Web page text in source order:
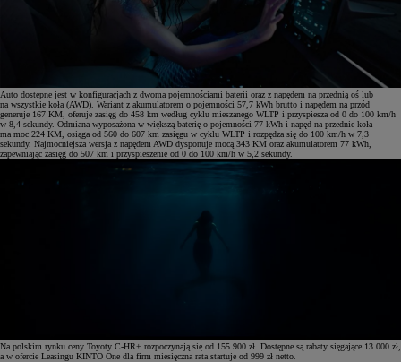
Auto dostępne jest w konfiguracjach z dwoma pojemnościami baterii oraz z napędem na przednią oś lub
na wszystkie koła (AWD). Wariant z akumulatorem o pojemności 57,7 kWh brutto i napędem na przód
generuje 167 KM, oferuje zasięg do 458 km według cyklu mieszanego WLTP i przyspiesza od 0 do 100 km/h
w 8,4 sekundy. Odmiana wyposażona w większą baterię o pojemności 77 kWh i napęd na przednie koła
ma moc 224 KM, osiąga od 560 do 607 km zasięgu w cyklu WLTP i rozpędza się do 100 km/h w 7,3
sekundy. Najmocniejsza wersja z napędem AWD dysponuje mocą 343 KM oraz akumulatorem 77 kWh,
zapewniając zasięg do 507 km i przyspieszenie od 0 do 100 km/h w 5,2 sekundy.
Na polskim rynku ceny Toyoty C-HR+ rozpoczynają się od 155 900 zł. Dostępne są rabaty sięgające 13 000 zł,
a w ofercie Leasingu KINTO One dla firm miesięczna rata startuje od 999 zł netto.